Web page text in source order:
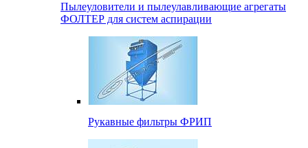
Пылеуловители и пылеулавливающие агрегаты
ФОЛТЕР для систем аспирации
Рукавные фильтры ФРИП